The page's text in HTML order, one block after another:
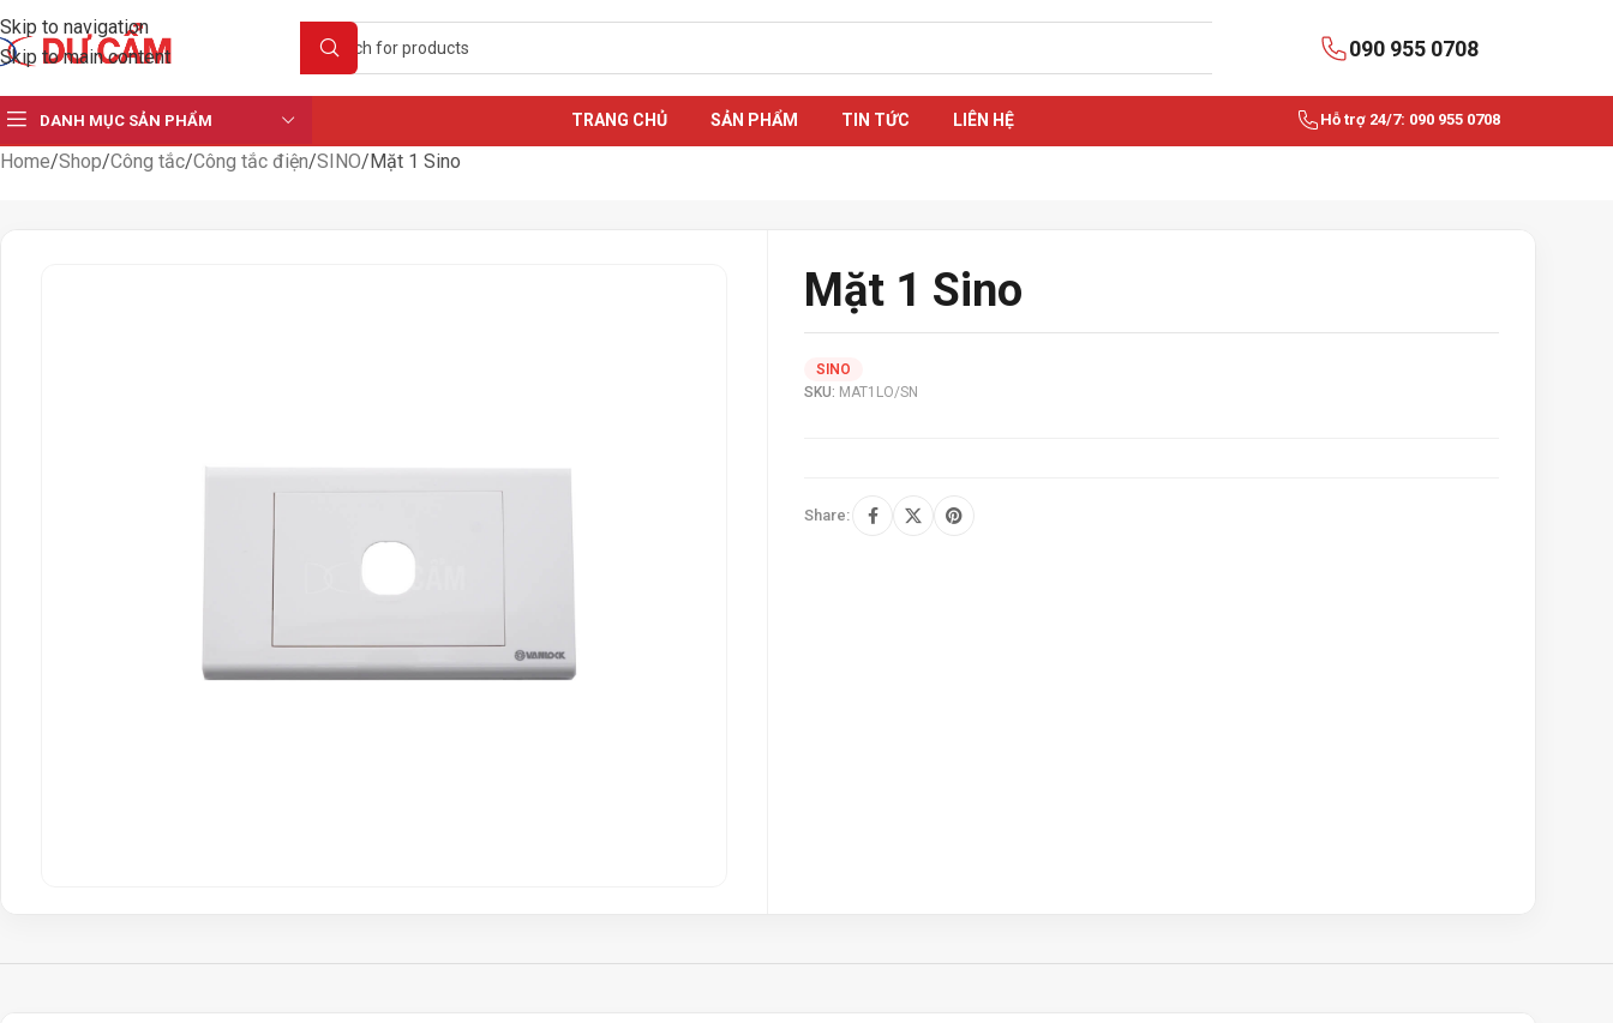
Skip to navigation
Skip to main content
090 955 0708
DANH MỤC SẢN PHẨM TRANG CHỦ SẢN PHẨM TIN TỨC LIÊN HỆ Hỗ trợ 24/7: 090 955 0708
Home Shop Công tắc Công tắc điện SINO Mặt 1 Sino
Mặt 1 Sino
SKU: MAT1LO/SN
SINO
Share: